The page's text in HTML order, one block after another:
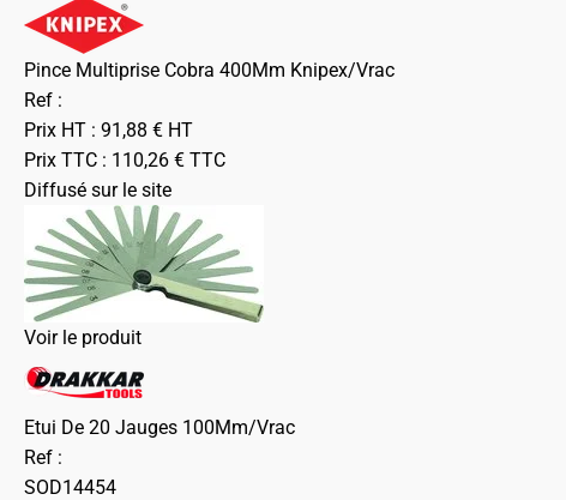
Pince Multiprise Cobra 400Mm Knipex/Vrac
Ref :
Prix HT : 91,88 € HT
Prix TTC : 110,26 € TTC
Diffusé sur le site
Voir le produit
Etui De 20 Jauges 100Mm/Vrac
Ref :
SOD14454